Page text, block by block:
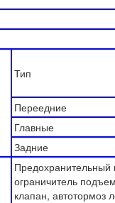
Тип
Переедние
Главные
Задние
ограничитель
клапан, автотормоз